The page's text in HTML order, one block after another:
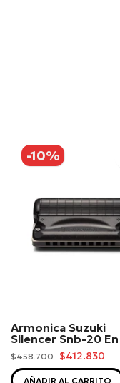
-10%
Armonica Suzuki
Silencer Snb-20 En
$458.700 $412.830
AÑADIR AL CARRITO